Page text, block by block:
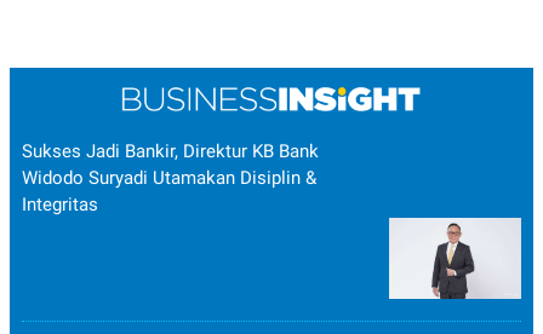
Sukses Jadi Bankir, Direktur KB Bank
Widodo Suryadi Utamakan Disiplin &
Integritas